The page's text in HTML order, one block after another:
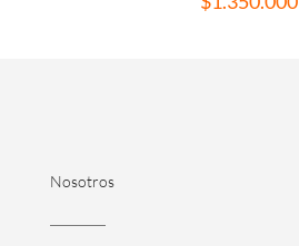
Nosotros